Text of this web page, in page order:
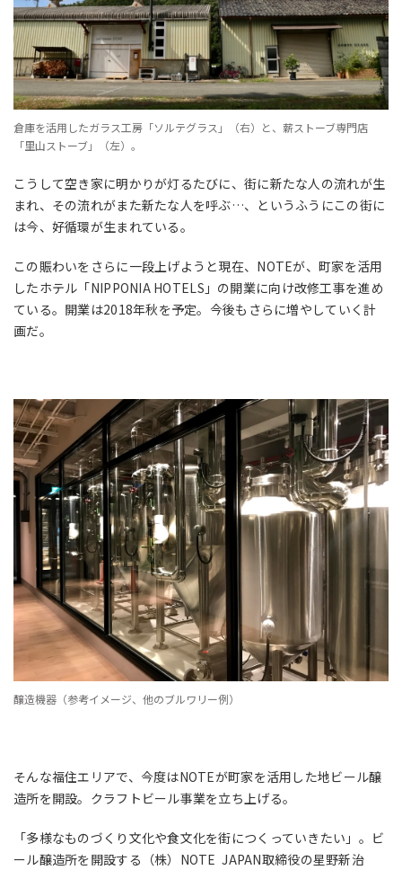
倉庫を活用したガラス工房「ソルテグラス」（右）と、薪ストーブ専門店
「里山ストーブ」（左）。
こうして空き家に明かりが灯るたびに、街に新たな人の流れが生
まれ、その流れがまた新たな人を呼ぶ…、というふうにこの街に
は今、好循環が生まれている。
この賑わいをさらに一段上げようと現在、NOTEが、町家を活用
したホテル「NIPPONIA HOTELS」の開業に向け改修工事を進め
ている。開業は2018年秋を予定。今後もさらに増やしていく計
画だ。
醸造機器（参考イメージ、他のブルワリー例）
そんな福住エリアで、今度はNOTEが町家を活用した地ビール醸
造所を開設。クラフトビール事業を立ち上げる。
「多様なものづくり文化や食文化を街につくっていきたい」。ビ
ール醸造所を開設する（株） NOTE JAPAN取締役の星野新治